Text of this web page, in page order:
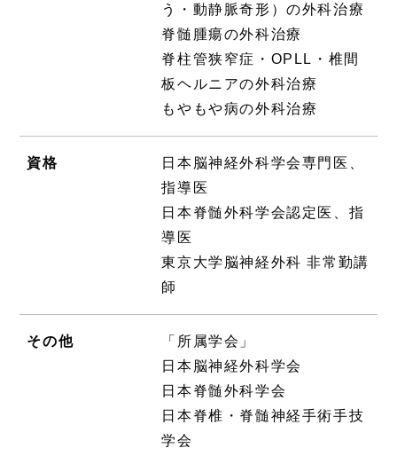
う・動静脈奇形）の外科治療
脊髄腫瘍の外科治療
脊柱管狭窄症・OPLL・椎間
板ヘルニアの外科治療
もやもや病の外科治療
資格
日本脳神経外科学会専門医、
指導医
日本脊髄外科学会認定医、指
導医
東京大学脳神経外科 非常勤講
師
その他
「所属学会」
日本脳神経外科学会
日本脊髄外科学会
日本脊椎・脊髄神経手術手技
学会